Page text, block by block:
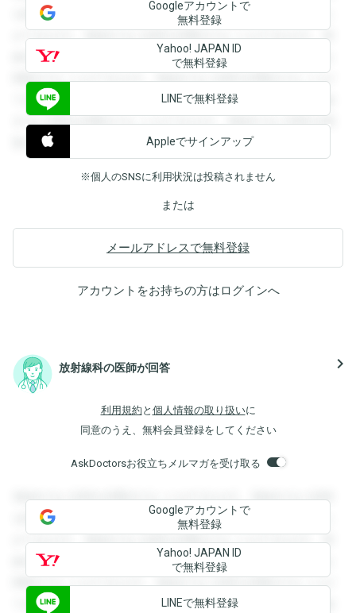
を閲覧することができます。登録すると回答を閲覧すること
ができます。登録すると回答を閲覧することができます。登
録すると回答を閲覧することができます。登録すると回答を
閲覧することができます。登録すると回答を閲覧することが
できます。登録すると回答を閲覧することができます。登録
すると回答を閲覧することができます。登録すると回答を閲
覧することができます。
Googleアカウントで
無料登録
Yahoo! JAPAN ID
で無料登録
LINEで無料登録
Appleでサインアップ
※個人のSNSに利用状況は投稿されません
または
メールアドレスで無料登録
アカウントをお持ちの方はログインへ
放射線科の医師が回答 navigate_next
利用規約 と 個人情報の取り扱いに
同意のうえ、無料会員登録をしてください
AskDoctorsお役立ちメルマガを受け取る
登録すると回答を閲覧することができます。登録すると回答
を閲覧することができます。登録すると回答を閲覧すること
ができます。登録すると回答を閲覧することができます。登
録すると回答を閲覧することができます。登録すると回答を
閲覧することができます。登録すると回答を閲覧することが
できます。登録すると回答を閲覧することができます。登録
Googleアカウントで
無料登録
Yahoo! JAPAN ID
で無料登録
LINEで無料登録